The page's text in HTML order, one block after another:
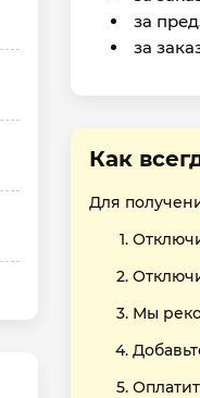
за
за
Как
Для
Мы